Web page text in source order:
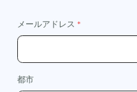
メールアドレス
都市